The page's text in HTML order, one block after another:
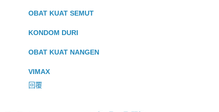
OBAT KUAT SEMUT
KONDOM DURI
OBAT KUAT NANGEN
VIMAX
回覆